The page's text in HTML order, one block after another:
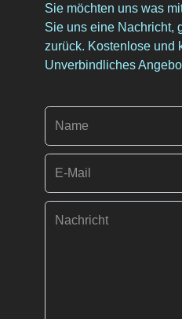
Sie möchten uns was
Sie uns eine Nachricht,
zurück. Kostenlose und
Unverbindliches